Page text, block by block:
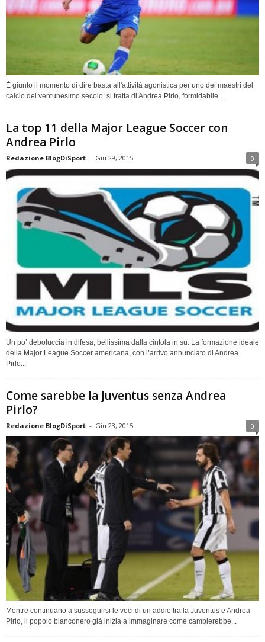
È giunto il momento di dire basta all'attività agonistica per uno dei maestri del
calcio del ventunesimo secolo: si tratta di Andrea Pirlo, formidabile...
La top 11 della Major League Soccer con
Andrea Pirlo
Redazione BlogDiSport - Giu 29, 2015 0
Un po’ deboluccia in difesa, bellissima dalla cintola in su. La formazione ideale
della Major League Soccer americana, con l’arrivo annunciato di Andrea
Pirlo...
Come sarebbe la Juventus senza Andrea
Pirlo?
Redazione BlogDiSport - Giu 23, 2015 0
Mentre continuano a susseguirsi le voci di un addio tra la Juventus e Andrea
Pirlo, il popolo bianconero già inizia a immaginare come cambierebbe...